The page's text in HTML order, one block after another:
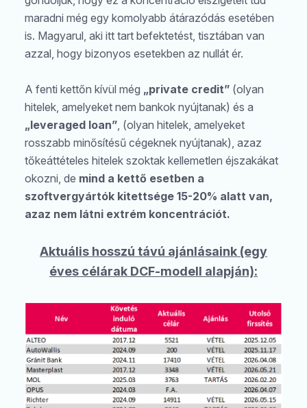
maradni még egy komolyabb átárazódás esetében
is. Magyarul, aki itt tart befektetést, tisztában van
azzal, hogy bizonyos esetekben az nullát ér.
A fenti kettőn kívül még „private credit” (olyan
hitelek, amelyeket nem bankok nyújtanak) és a
„leveraged loan”, (olyan hitelek, amelyeket
rosszabb minősítésű cégeknek nyújtanak), azaz
tőkeáttételes hitelek szoktak kellemetlen éjszakákat
okozni, de mind a kettő esetben a
szoftvergyártók kitettsége 15-20% alatt van,
azaz nem látni extrém koncentrációt.
Aktuális hosszú távú ajánlásaink (egy
éves célárak DCF-modell alapján):